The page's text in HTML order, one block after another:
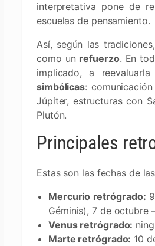
interpretativa pone de
escuelas de pensamiento.
Así, según las
como un refuerzo. En
implicado, a
simbólicas:
Júpiter, estructuras con
Plutón.
Principales
Estas son las fechas de
Mercurio retrógrado:
Géminis), 7 de octubre
Venus retrógrado:
Marte retrógrado: 10